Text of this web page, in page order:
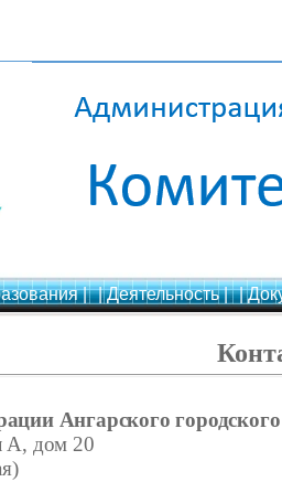
| | Деятельность | |
Ангарского
А, дом 20